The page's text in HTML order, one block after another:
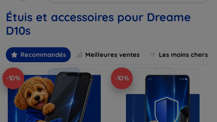
Étuis et accessoires pour Dreame
D10s
Recommandés Meilleures ventes Les moins chers
-10% -10%